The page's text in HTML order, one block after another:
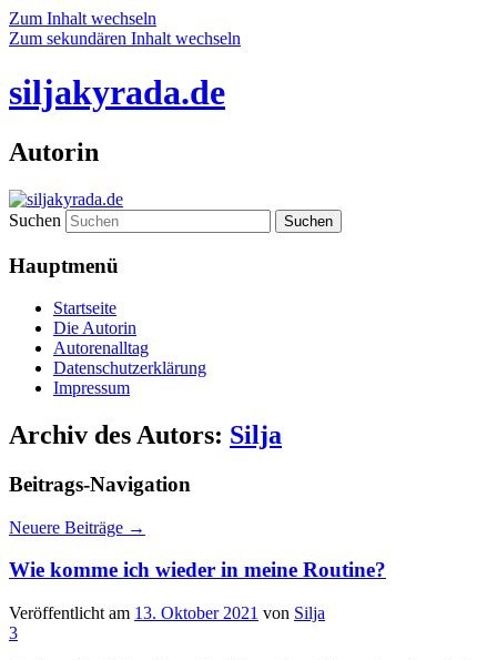
Zum Inhalt wechseln
Zum sekundären Inhalt wechseln
siljakyrada.de
Autorin
Suchen
Hauptmenü
Startseite
Die Autorin
Autorenalltag
Datenschutzerklärung
Impressum
Archiv des Autors: Silja
Beitrags-Navigation
Neuere Beiträge →
Wie komme ich wieder in meine Routine?
Veröffentlicht am 13. Oktober 2021 von Silja
3